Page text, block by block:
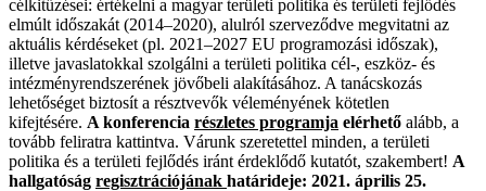
célkitűzései: értékelni a magyar területi politika és területi fejlődés
elmúlt időszakát (2014–2020), alulról szerveződve megvitatni az
aktuális kérdéseket (pl. 2021–2027 EU programozási időszak),
illetve javaslatokkal szolgálni a területi politika cél-, eszköz- és
intézményrendszerének jövőbeli alakításához. A tanácskozás
lehetőséget biztosít a résztvevők véleményének kötetlen
kifejtésére. A konferencia részletes programja elérhető alább, a
tovább feliratra kattintva. Várunk szeretettel minden, a területi
politika és a területi fejlődés iránt érdeklődő kutatót, szakembert! A
hallgatóság regisztrációjának határideje: 2021. április 25.